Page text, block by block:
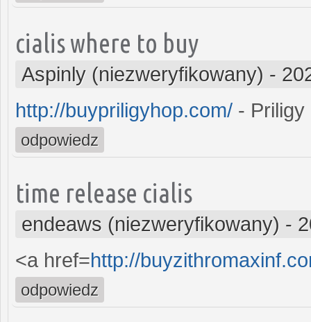
cialis where to buy
Aspinly (niezweryfikowany) -
http://buypriligyhop.com/ - Priligy
odpowiedz
time release cialis
endeaws (niezweryfikowany) -
<a href=http://
odpowiedz